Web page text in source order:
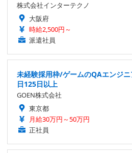
株式会社インターテクノ
大阪府
時給2,500円～
派遣社員
未経験採用枠/ゲームのQAエンジ
日125日以上
GOEN株式会社
東京都
月給30万円～50万円
正社員